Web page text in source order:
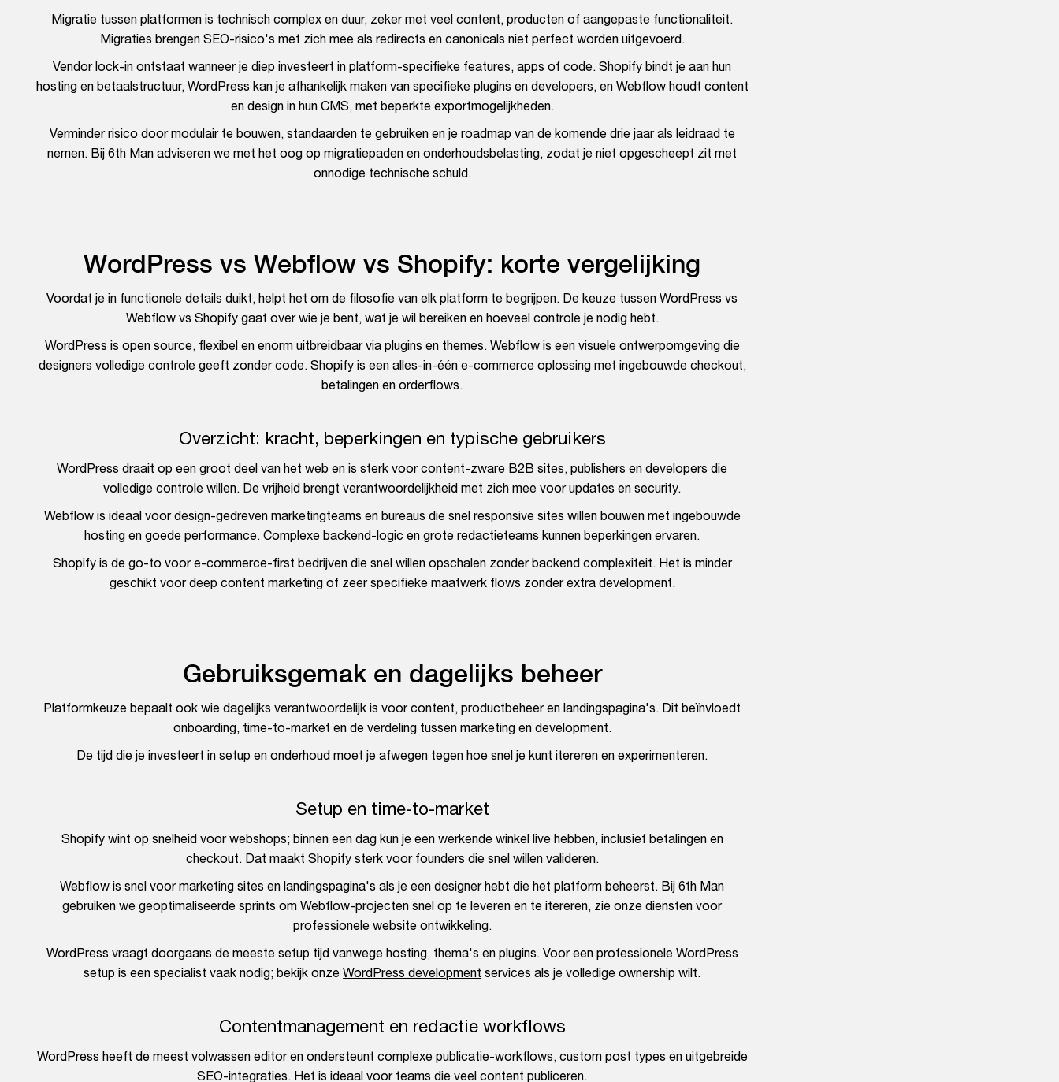
Migratie tussen platformen is technisch complex en duur, zeker met veel content, producten of aangepaste functionaliteit.
Migraties brengen SEO-risico's met zich mee als redirects en canonicals niet perfect worden uitgevoerd.
Vendor lock-in ontstaat wanneer je diep investeert in platform-specifieke features, apps of code. Shopify bindt je aan hun
hosting en betaalstructuur, WordPress kan je afhankelijk maken van specifieke plugins en developers, en Webflow houdt content
en design in hun CMS, met beperkte exportmogelijkheden.
Verminder risico door modulair te bouwen, standaarden te gebruiken en je roadmap van de komende drie jaar als leidraad te
nemen. Bij 6th Man adviseren we met het oog op migratiepaden en onderhoudsbelasting, zodat je niet opgescheept zit met
onnodige technische schuld.
WordPress vs Webflow vs Shopify: korte vergelijking
Voordat je in functionele details duikt, helpt het om de filosofie van elk platform te begrijpen. De keuze tussen WordPress vs
Webflow vs Shopify gaat over wie je bent, wat je wil bereiken en hoeveel controle je nodig hebt.
WordPress is open source, flexibel en enorm uitbreidbaar via plugins en themes. Webflow is een visuele ontwerpomgeving die
designers volledige controle geeft zonder code. Shopify is een alles-in-één e-commerce oplossing met ingebouwde checkout,
betalingen en orderflows.
Overzicht: kracht, beperkingen en typische gebruikers
WordPress draait op een groot deel van het web en is sterk voor content-zware B2B sites, publishers en developers die
volledige controle willen. De vrijheid brengt verantwoordelijkheid met zich mee voor updates en security.
Webflow is ideaal voor design-gedreven marketingteams en bureaus die snel responsive sites willen bouwen met ingebouwde
hosting en goede performance. Complexe backend-logic en grote redactieteams kunnen beperkingen ervaren.
Shopify is de go-to voor e-commerce-first bedrijven die snel willen opschalen zonder backend complexiteit. Het is minder
geschikt voor deep content marketing of zeer specifieke maatwerk flows zonder extra development.
Gebruiksgemak en dagelijks beheer
Platformkeuze bepaalt ook wie dagelijks verantwoordelijk is voor content, productbeheer en landingspagina's. Dit beïnvloedt
onboarding, time-to-market en de verdeling tussen marketing en development.
De tijd die je investeert in setup en onderhoud moet je afwegen tegen hoe snel je kunt itereren en experimenteren.
Setup en time-to-market
Shopify wint op snelheid voor webshops; binnen een dag kun je een werkende winkel live hebben, inclusief betalingen en
checkout. Dat maakt Shopify sterk voor founders die snel willen valideren.
Webflow is snel voor marketing sites en landingspagina's als je een designer hebt die het platform beheerst. Bij 6th Man
gebruiken we geoptimaliseerde sprints om Webflow-projecten snel op te leveren en te itereren, zie onze diensten voor
professionele website ontwikkeling.
WordPress vraagt doorgaans de meeste setup tijd vanwege hosting, thema's en plugins. Voor een professionele WordPress
setup is een specialist vaak nodig; bekijk onzeWordPress development services als je volledige ownership wilt.
Contentmanagement en redactie workflows
WordPress heeft de meest volwassen editor en ondersteunt complexe publicatie-workflows, custom post types en uitgebreide
SEO-integraties. Het is ideaal voor teams die veel content publiceren.